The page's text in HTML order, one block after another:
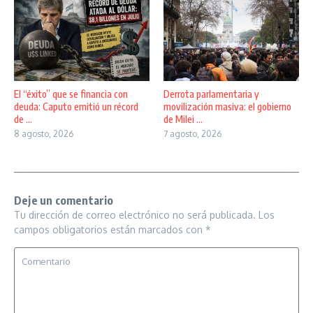
El “éxito” que se financia con
deuda: Caputo emitió un récord
de ...
8 agosto, 2026
Derrota parlamentaria y
movilización masiva: el gobierno
de Milei ...
7 agosto, 2026
Deje un comentario
Tu dirección de correo electrónico no será publicada. Los
campos obligatorios están marcados con *